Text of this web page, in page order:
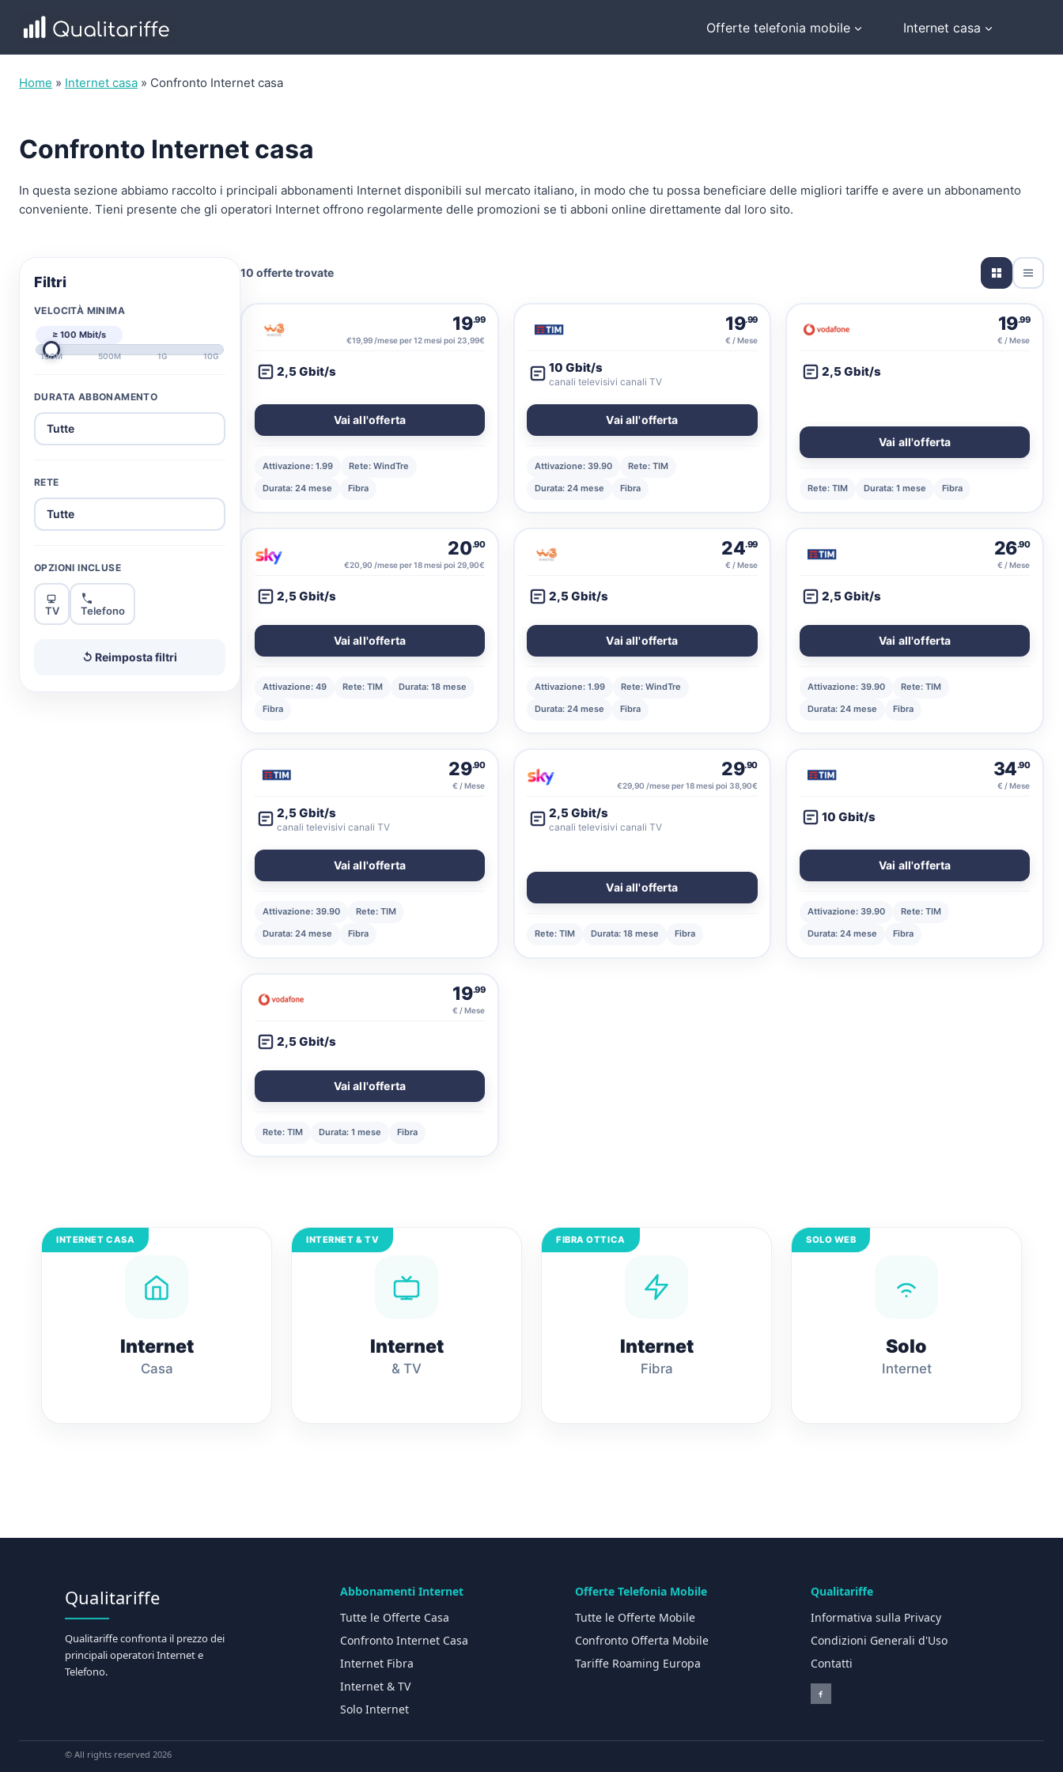
Offerte telefonia mobile Internet casa
Home » Internet casa » Confronto Internet casa
Confronto Internet casa
In questa sezione abbiamo raccolto i principali abbonamenti Internet disponibili sul mercato italiano, in modo che tu possa beneficiare delle migliori tariffe e avere un abbonamento
conveniente. Tieni presente che gli operatori Internet offrono regolarmente delle promozioni se ti abboni online direttamente dal loro sito.
Filtri
VELOCITÀ MINIMA
≥ 100 Mbit/s
100M 500M 1G 10G
DURATA ABBONAMENTO
RETE
OPZIONI INCLUSE
TV Telefono
↺ Reimposta filtri
10 offerte trovate
19.99
€19,99 /mese per 12 mesi poi 23,99€
2,5 Gbit/s
Vai all'offerta
Attivazione: 1.99
Rete: WindTre
Durata: 24 mese
Fibra
19.99
€ / Mese
10 Gbit/s
canali televisivi canali TV
Vai all'offerta
Attivazione: 39.90
Rete: TIM
Durata: 24 mese
Fibra
19.99
€ / Mese
2,5 Gbit/s
Vai all'offerta
Rete: TIM Durata: 1 mese Fibra
20.90
€20,90 /mese per 18 mesi poi 29,90€
2,5 Gbit/s
Vai all'offerta
Attivazione: 49 Rete: TIM
Durata: 18 mese
Fibra
24.99
€ / Mese
2,5 Gbit/s
Vai all'offerta
Attivazione: 1.99
Rete: WindTre
Durata: 24 mese
Fibra
26.90
€ / Mese
2,5 Gbit/s
Vai all'offerta
Attivazione: 39.90
Rete: TIM
Durata: 24 mese
Fibra
29.90
€ / Mese
2,5 Gbit/s
canali televisivi canali TV
Vai all'offerta
Attivazione: 39.90
Rete: TIM
Durata: 24 mese
Fibra
29.90
€29,90 /mese per 18 mesi poi 38,90€
2,5 Gbit/s
canali televisivi canali TV
Vai all'offerta
Rete: TIM Durata: 18 mese Fibra
34.90
€ / Mese
10 Gbit/s
Vai all'offerta
Attivazione: 39.90
Rete: TIM
Durata: 24 mese
Fibra
19.99
€ / Mese
2,5 Gbit/s
Vai all'offerta
Rete: TIM Durata: 1 mese Fibra
INTERNET CASA
Internet
Casa
INTERNET & TV
Internet
& TV
FIBRA OTTICA
Internet
Fibra
SOLO WEB
Solo
Internet
Qualitariffe
Qualitariffe confronta il prezzo dei
principali operatori Internet e
Telefono.
Abbonamenti Internet
Tutte le Offerte Casa
Confronto Internet Casa
Internet Fibra
Internet & TV
Solo Internet
Offerte Telefonia Mobile
Tutte le Offerte Mobile
Confronto Offerta Mobile
Tariffe Roaming Europa
Qualitariffe
Informativa sulla Privacy
Condizioni Generali d'Uso
Contatti
© All rights reserved 2026